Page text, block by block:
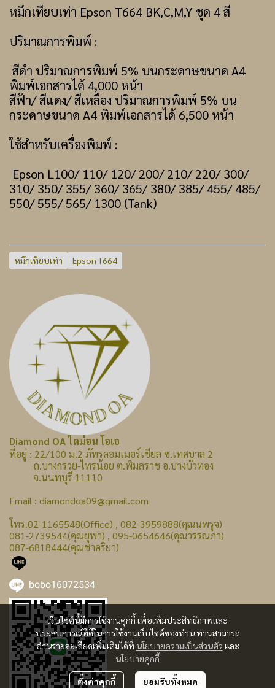
หมึกเทียบเท่า Epson T664 BK,C,M,Y ชุด 4 สี
ปริมาณการพิมพ์ :
สีดำ ปริมาณการพิมพ์ 5% บนกระดาษขนาด A4
พิมพ์เอกสารได้ 4,000 หน้า
สีฟ้า/ สีแดง/ สีเหลือง ปริมาณการพิมพ์ 5% บน
กระดาษขนาด A4 พิมพ์เอกสารได้ 6,500 หน้า
ใช้สำหรับเครื่องพิมพ์ :
Epson L100/ 110/ 120/ 200/ 210/ 220/ 300/
310/ 350/ 355/ 360/ 365/ 380/ 385/ 455/ 485/
550/ 555/ 565/ 1300 (Tank)
หมึกเทียบเท่า Epson T664
เว็บไซต์นี้มีการใช้งานคุกกี้ เพื่อเพิ่มประสิทธิภาพและ
ประสบการณ์ที่ดีในการใช้งานเว็บไซต์ของท่าน ท่านสามารถ
อ่านรายละเอียดเพิ่มเติมได้ที่ นโยบายความเป็นส่วนตัว และ
นโยบายคุกกี้
ตั้งค่าคุกกี้ ยอมรับทั้งหมด
Diamond OA ไดม่อน โอเอ
ที่อยู่ : 22/100 ม.2 ภัทรคอมเมอร์เชียล ซ.เทศบาล 2
ถ.บางกรวย-ไทรน้อย ต.พิมลราช อ.บางบัวทอง
จ.นนทบุรี 11110
Email : diamondoa09@gmail.com
โทร.02-1165548(Office) , 082-3959888(คุณนพรุจ)
081-2739544(คุณยุพา) , 095-0654646(คุณวรรณภา)
087-6818444(คุณชาคริยา)
bobo16072534